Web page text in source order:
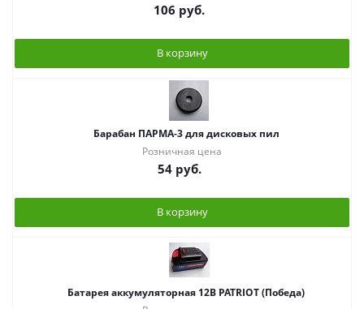
106 руб.
В корзину
Барабан ПАРМА-3 для дисковых пил
Розничная цена
54руб.
В корзину
Батарея аккумуляторная 12В PATRIOT (Победа)